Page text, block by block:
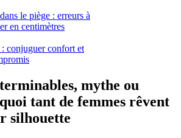
le piège : erreurs à
en centimètres
conjuguer confort et
mythe ou
tant de femmes rêvent
silhouette